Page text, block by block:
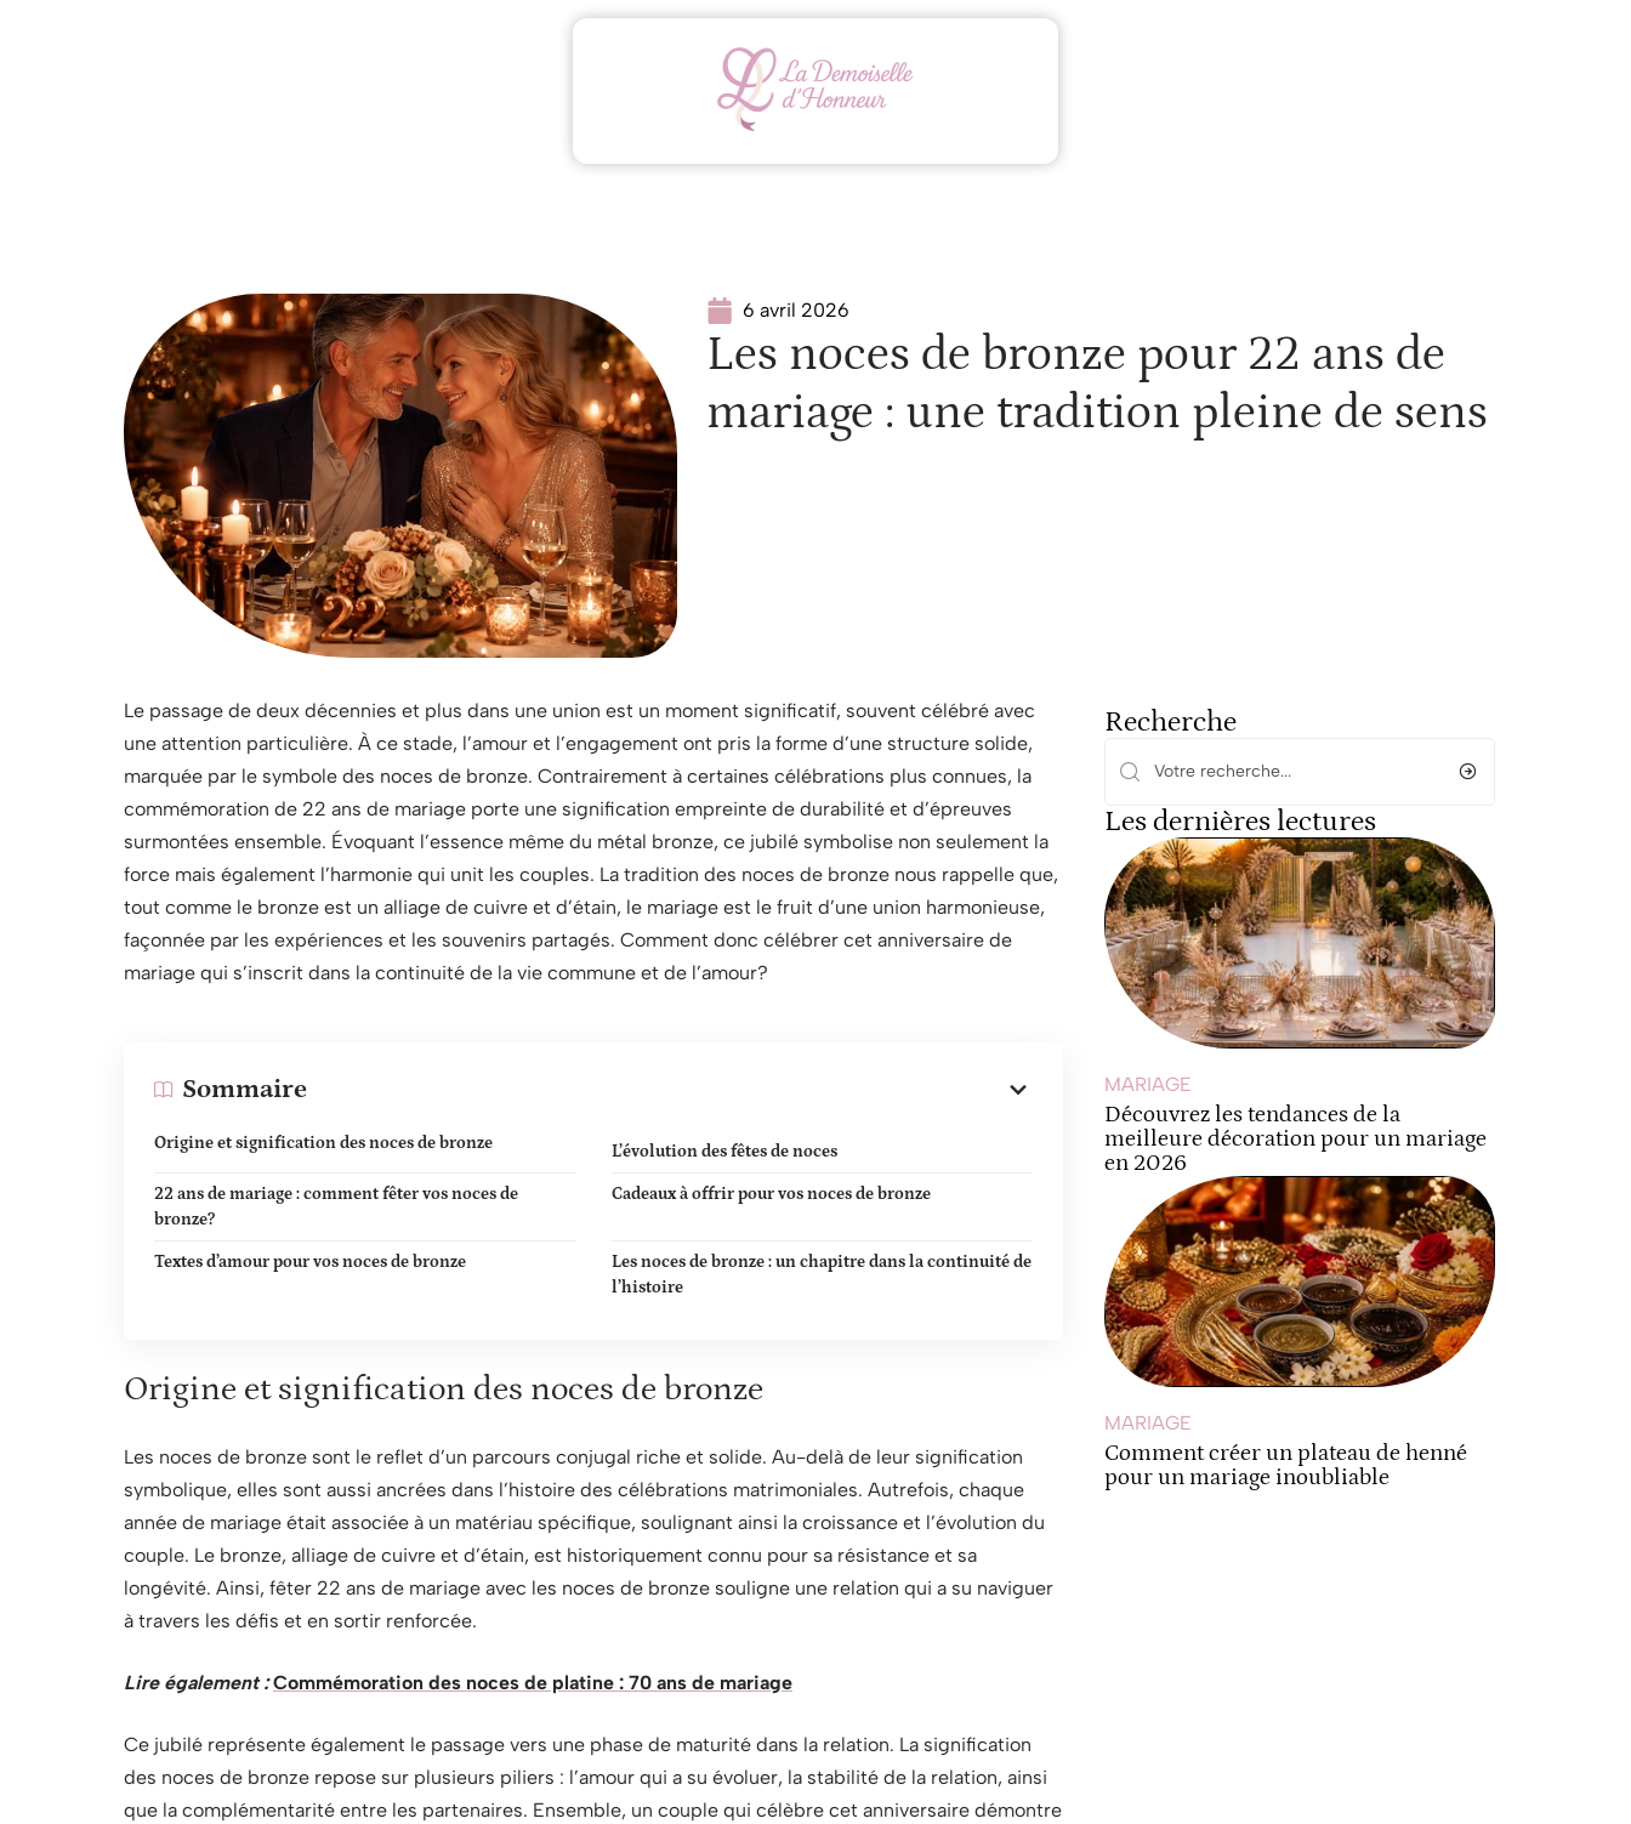
6 avril 2026
Les noces de bronze pour 22 ans de
mariage : une tradition pleine de sens
Le passage de deux décennies et plus dans une union est un moment significatif, souvent célébré avec
une attention particulière. À ce stade, l’amour et l’engagement ont pris la forme d’une structure solide,
marquée par le symbole des noces de bronze. Contrairement à certaines célébrations plus connues, la
commémoration de 22 ans de mariage porte une signification empreinte de durabilité et d’épreuves
surmontées ensemble. Évoquant l’essence même du métal bronze, ce jubilé symbolise non seulement la
force mais également l’harmonie qui unit les couples. La tradition des noces de bronze nous rappelle que,
tout comme le bronze est un alliage de cuivre et d’étain, le mariage est le fruit d’une union harmonieuse,
façonnée par les expériences et les souvenirs partagés. Comment donc célébrer cet anniversaire de
mariage qui s’inscrit dans la continuité de la vie commune et de l’amour?
Sommaire
Origine et signification des noces de bronze L’évolution des fêtes de noces
22 ans de mariage : comment fêter vos noces de
bronze?
Cadeaux à offrir pour vos noces de bronze
Textes d’amour pour vos noces de bronze
Les noces de bronze : un chapitre dans la continuité de
l’histoire
Origine et signification des noces de bronze
Les noces de bronze sont le reflet d’un parcours conjugal riche et solide. Au-delà de leur signification
symbolique, elles sont aussi ancrées dans l’histoire des célébrations matrimoniales. Autrefois, chaque
année de mariage était associée à un matériau spécifique, soulignant ainsi la croissance et l’évolution du
couple. Le bronze, alliage de cuivre et d’étain, est historiquement connu pour sa résistance et sa
longévité. Ainsi, fêter 22 ans de mariage avec les noces de bronze souligne une relation qui a su naviguer
à travers les défis et en sortir renforcée.
Lire également : Commémoration des noces de platine : 70 ans de mariage
Ce jubilé représente également le passage vers une phase de maturité dans la relation. La signification
des noces de bronze repose sur plusieurs piliers : l’amour qui a su évoluer, la stabilité de la relation, ainsi
que la complémentarité entre les partenaires. Ensemble, un couple qui célèbre cet anniversaire démontre
Recherche
Les dernières lectures
MARIAGE
Découvrez les tendances de la
meilleure décoration pour un mariage
en 2026
MARIAGE
Comment créer un plateau de henné
pour un mariage inoubliable